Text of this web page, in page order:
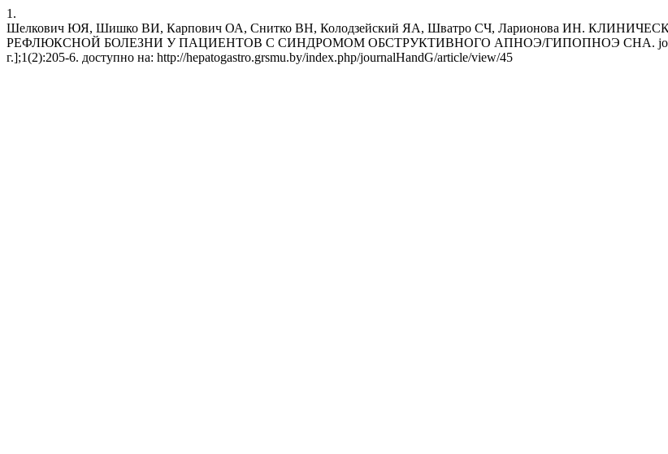
1.
Шелкович ЮЯ, Шишко ВИ, Карпович ОА, Снитко ВН, Колодзейский ЯА, Шватро СЧ, Ларионова ИН.
РЕФЛЮКСНОЙ БОЛЕЗНИ У ПАЦИЕНТОВ С СИНДРОМОМ ОБСТРУКТИВНОГО АПНОЭ/ГИПОПНОЭ СНА.
г.];1(2):205-6. доступно на: http://hepatogastro.grsmu.by/index.php/journalHandG/article/view/45